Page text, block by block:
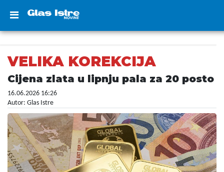
VELIKA KOREKCIJA
Cijena zlata u lipnju pala za 20 posto
16.06.2026 16:26
Autor: Glas Istre